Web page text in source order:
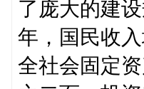
了庞大的建
年，国民收
全社会固定